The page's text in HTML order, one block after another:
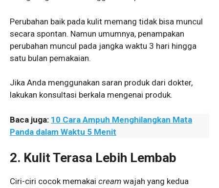
Perubahan baik pada kulit memang tidak bisa muncul
secara spontan. Namun umumnya, penampakan
perubahan muncul pada jangka waktu 3 hari hingga
satu bulan pemakaian.
Jika Anda menggunakan saran produk dari dokter,
lakukan konsultasi berkala mengenai produk.
Baca juga: 10 Cara Ampuh Menghilangkan Mata
Panda dalam Waktu 5 Menit
2. Kulit Terasa Lebih Lembab
Ciri-ciri cocok memakai cream wajah yang kedua